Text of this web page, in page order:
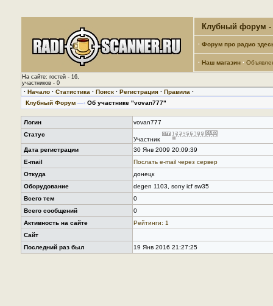
Клубный форум -
· Форум про радио
· Наш магазин ·
На сайте: гостей - 16,
участников - 0
· Начало · Статистика · Поиск · Регистрация · Правила ·
Клубный Форум —› Об участнике "vovan777"
Логин
vovan777
Статус
Участник
Дата регистрации
30 Янв 2009 20:09:39
E-mail
Послать е-mail через сервер
Откуда
донецк
Оборудование
degen 1103, sony icf sw35
Всего тем
0
Всего сообщений
0
Активность на сайте
Рейтинги: 1
Сайт
Последний раз был
19 Янв 2016 21:27:25